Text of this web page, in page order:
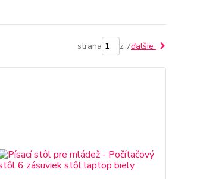
strana z 7ďalšie